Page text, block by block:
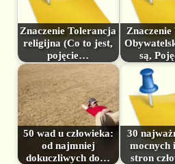
Znaczenie Tolerancja
religijna (Co to jest,
pojęcie…
są,
50 wad u człowieka:
od najmniej
dokuczliwych do…
30
mocnych
stron